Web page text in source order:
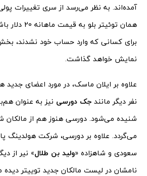
آمده‌اند. به نظر می‌رسد از سری تغییرات
همان توئیتر
نمایش خواهد گذاشت.
علاوه بر ایلان ماسک، در مورد اعضای جدید
نفر دیگر مانند جک دورسی نیز به عنوان
شنیده می‌شود. دورسی هنوز هم از
می‌گردد. علاوه بر دورسی، شرکت هولدینگ
سعودی و شاهزاده «ولید بن طلال» نیر از
نامشان در لیست مالکان جدید توییتر